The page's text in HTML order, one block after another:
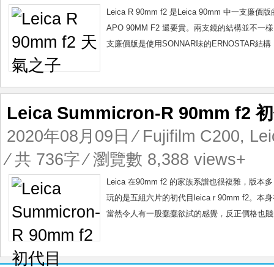
之
Leica R 90mm f2 是Leica 90mm 中一支廉價
APO 90MM F2 還要貴。兩支鏡的結構並不一
支廉價版是使用SONNAR味的ERNOSTAR結
Leica Summicron-R 90mm f2
2020年08月09日 ⁄ Fujifilm C200,
⁄ 共 736字 ⁄ 瀏覽數 8,388 views+
Leica 在90mm f2 的家族系譜也很複雜，版本
玩的是五組六片的初代目leica r 90mm f2。本
當然令人有一股蠢蠢欲試的感覺，反正價格也